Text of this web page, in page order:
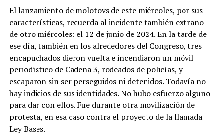
El lanzamiento de molotovs de este miércoles, por sus
características, recuerda al incidente también extraño
de otro miércoles: el 12 de junio de 2024. En la tarde de
ese día, también en los alrededores del Congreso, tres
encapuchados dieron vuelta e incendiaron un móvil
periodístico de Cadena 3, rodeados de policías, y
escaparon sin ser perseguidos ni detenidos. Todavía no
hay indicios de sus identidades. No hubo esfuerzo alguno
para dar con ellos. Fue durante otra movilización de
protesta, en esa caso contra el proyecto de la llamada
Ley Bases.